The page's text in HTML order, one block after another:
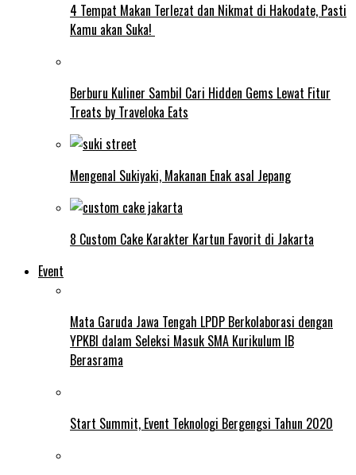
4 Tempat Makan Terlezat dan Nikmat di Hakodate, Pasti
Kamu akan Suka!
Berburu Kuliner Sambil Cari Hidden Gems Lewat Fitur
Treats by Traveloka Eats
Mengenal Sukiyaki, Makanan Enak asal Jepang
8 Custom Cake Karakter Kartun Favorit di Jakarta
Event
Mata Garuda Jawa Tengah LPDP Berkolaborasi dengan
YPKBI dalam Seleksi Masuk SMA Kurikulum IB
Berasrama
Start Summit, Event Teknologi Bergengsi Tahun 2020